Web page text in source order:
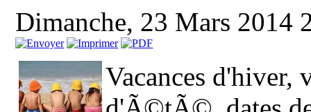
Dimanche, 23 Mars 2014
Vacances d'hiver,